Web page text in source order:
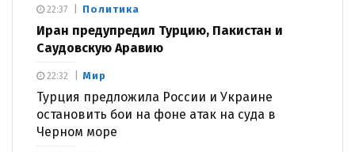
Политика
Иран предупредил Турцию, Пакистан и
Саудовскую Аравию
22:37
Мир
Турция предложила России и Украине
остановить бои на фоне атак на суда в
Черном море
22:32